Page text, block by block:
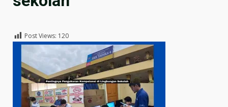
Post Views: 120